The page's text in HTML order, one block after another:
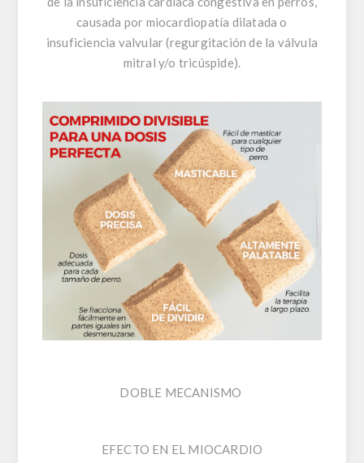
causada por miocardiopatía dilatada o
insuficiencia valvular (regurgitación de la válvula
mitral y/o tricúspide).
DOBLE MECANISMO
EFECTO EN EL MIOCARDIO